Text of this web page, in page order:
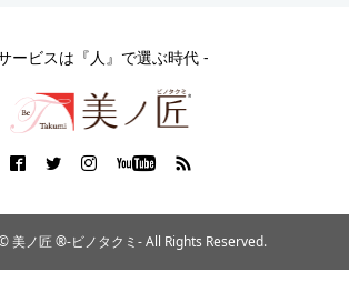
ービスは『人』で選ぶ時代 -
美ノ匠 ®︎-ビノタクミ- All Rights Reserved.